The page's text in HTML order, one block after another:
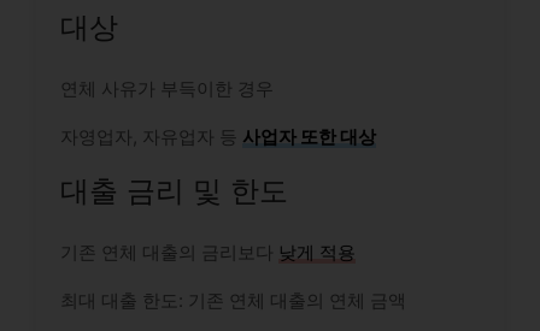
대상
연체 사유가 부득이한 경우
자영업자, 자유업자 등 사업자 또한 대상
대출 금리 및 한도
기존 연체 대출의 금리보다 낮게 적용
최대 대출 한도: 기존 연체 대출의 연체 금액